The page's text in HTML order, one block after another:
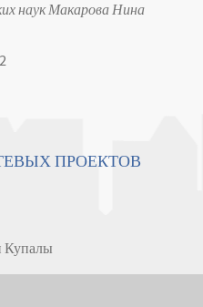
Нина
ПРОЕКТОВ
Купалы